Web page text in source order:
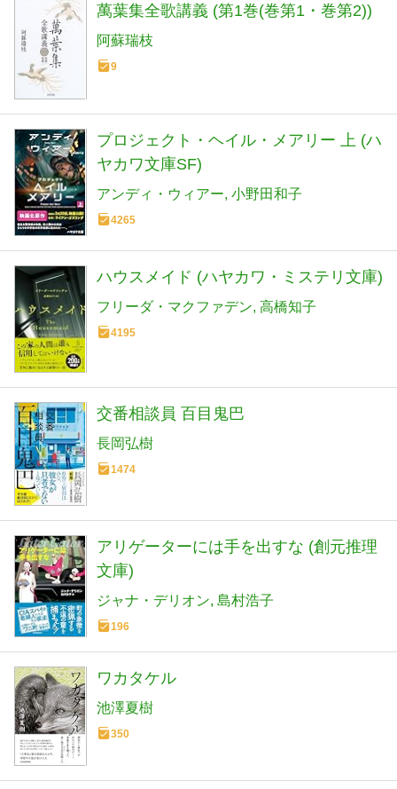
萬葉集全歌講義 (第1巻(巻第1・巻第2))
阿蘇瑞枝
9
プロジェクト・ヘイル・メアリー 上 (ハ
ヤカワ文庫SF)
アンディ・ウィアー 小野田和子
4265
ハウスメイド (ハヤカワ・ミステリ文庫)
フリーダ・マクファデン 高橋知子
4195
交番相談員 百目鬼巴
長岡弘樹
1474
アリゲーターには手を出すな (創元推理
文庫)
ジャナ・デリオン 島村浩子
196
ワカタケル
池澤夏樹
350